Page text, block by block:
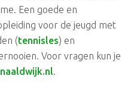
Een goede en
voor de jeugd met
(tennisles) en
Voor vragen kun je
.